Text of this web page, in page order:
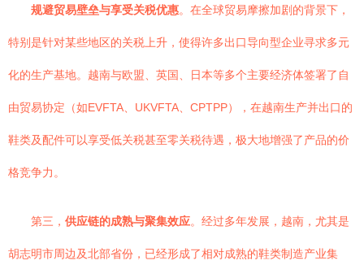
规避贸易壁垒与享受关税优惠。在全球贸易摩擦加剧的背景下，
特别是针对某些地区的关税上升，使得许多出口导向型企业寻求多元
化的生产基地。越南与欧盟、英国、日本等多个主要经济体签署了自
由贸易协定（如EVFTA、UKVFTA、CPTPP），在越南生产并出口的
鞋类及配件可以享受低关税甚至零关税待遇，极大地增强了产品的价
格竞争力。
第三， 供应链的成熟与聚集效应。经过多年发展，越南，尤其是
胡志明市周边及北部省份，已经形成了相对成熟的鞋类制造产业集